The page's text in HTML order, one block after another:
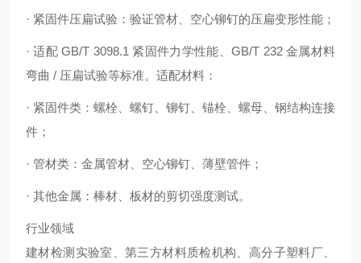
· 紧固件压扁试验：验证管材、空心铆钉的压扁变形性能；
· 适配 GB/T 3098.1 紧固件力学性能、GB/T 232 金属材料
弯曲 / 压扁试验等标准。适配材料：
· 紧固件类：螺栓、螺钉、铆钉、锚栓、螺母、钢结构连接
件；
· 管材类：金属管材、空心铆钉、薄壁管件；
· 其他金属：棒材、板材的剪切强度测试。
行业领域
建材检测实验室、第三方材料质检机构、高分子塑料厂、